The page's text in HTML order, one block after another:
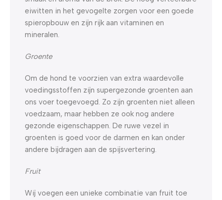
eiwitten in het gevogelte zorgen voor een goede
spieropbouw en zijn rijk aan vitaminen en
mineralen.
Groente
Om de hond te voorzien van extra waardevolle
voedingsstoffen zijn supergezonde groenten aan
ons voer toegevoegd. Zo zijn groenten niet alleen
voedzaam, maar hebben ze ook nog andere
gezonde eigenschappen. De ruwe vezel in
groenten is goed voor de darmen en kan onder
andere bijdragen aan de spijsvertering.
Fruit
Wij voegen een unieke combinatie van fruit toe